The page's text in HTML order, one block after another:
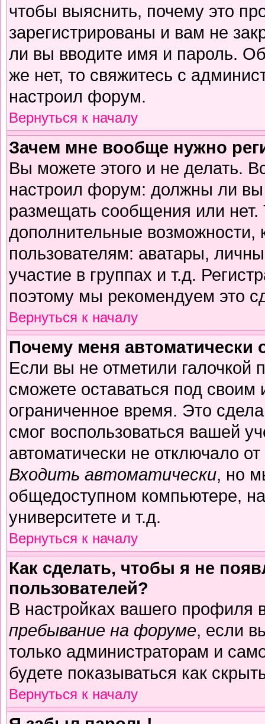
чтобы выяснить, почему это
зарегистрированы и вам не
ли вы вводите имя и пароль.
же нет, то свяжитесь с
настроил форум.
Вернуться к началу
Зачем мне вообще нужно
Вы можете этого и не делать.
настроил форум: должны ли вы
размещать сообщения или
дополнительные
пользователям: аватары,
участие в группах и т.д.
поэтому мы рекомендуем это
Вернуться к началу
Почему меня автоматически
Если вы не отметили галочкой
сможете оставаться под
ограниченное время. Это
смог воспользоваться вашей
автоматически не отключало
Входить автоматически, но
общедоступном компьютере,
университете и т.д.
Вернуться к началу
Как сделать, чтобы я не
пользователей?
В настройках вашего
пребывание на форуме, если
только администраторам и
будете показываться как
Вернуться к началу